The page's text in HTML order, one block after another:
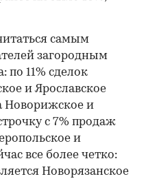
самым
загородным
по 11% сделок
и Ярославское
Новорижское и
с 7% продаж
и
все более четко:
Новорязанское